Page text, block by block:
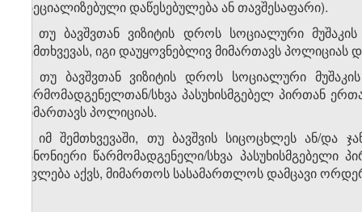
სპეციალიზებული დაწესებულება ან თავშესაფარი).
3. თუ ბავშვთან ვიზიტის დროს სოციალური
შემთხვევას, იგი დაუყოვნებლივ მიმართავს
4. თუ ბავშვთან ვიზიტის დროს სოციალური
წარმომადგენელთან/სხვა პასუხისმგებელ პირთან
მიმართავს პოლიციას.
5. იმ შემთხვევაში, თუ ბავშვის სიცოცხლეს ან/და
კანონიერი წარმომადგენელი/სხვა
უფლება აქვს, მიმართოს სასამართლოს დამცავი